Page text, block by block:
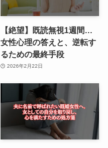
【絶望】既読無視1週間…
女性心理の答えと、逆転す
るための最終手段
2026年2月22日